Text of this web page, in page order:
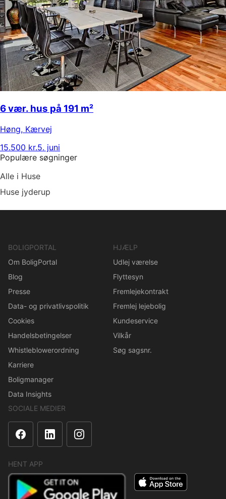
6 vær. hus på 191 m²
Høng, Kærvej
15.500 kr.5. juni
Populære søgninger
Alle i Huse
Huse jyderup
BOLIGPORTAL
Om BoligPortal
Blog
Presse
Data- og privatlivspolitik
Cookies
Handelsbetingelser
Whistleblowerordning
Karriere
Boligmanager
Data Insights
HJÆLP
Udlej værelse
Flyttesyn
Fremlejekontrakt
Fremlej lejebolig
Kundeservice
Vilkår
Søg sagsnr.
SOCIALE MEDIER
HENT APP